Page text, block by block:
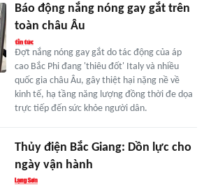
Báo động nắng nóng gay gắt trên
toàn châu Âu
Đợt nắng nóng gay gắt do tác động của áp
cao Bắc Phi đang 'thiêu đốt' Italy và nhiều
quốc gia châu Âu, gây thiệt hại nặng nề về
kinh tế, hạ tầng năng lượng đồng thời đe dọa
trực tiếp đến sức khỏe người dân.
Thủy điện Bắc Giang: Dồn lực cho
ngày vận hành